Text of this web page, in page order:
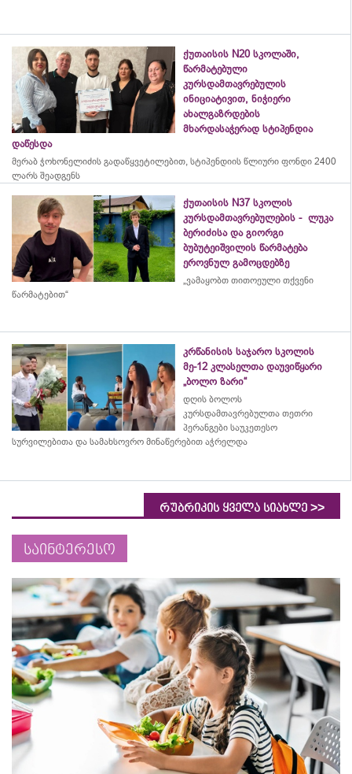
ქუთაისის N20 სკოლაში,
წარმატებული
კურსდამთავრებულის
ინიციატივით, ნიჭიერი
ახალგაზრდების
მხარდასაჭერად სტიპენდია
დაწესდა
მერაბ ჭოხონელიძის გადაწყვეტილებით, სტიპენდიის წლიური ფონდი 2400
ლარს შეადგენს
ქუთაისის N37 სკოლის
კურსდამთავრებულების - ლუკა
ბერიძისა და გიორგი
ბუბუტეიშვილის წარმატება
ეროვნულ გამოცდებზე
„ვამაყობთ თითოეული თქვენი
წარმატებით“
კრწანისის საჯარო სკოლის
მე-12 კლასელთა დაუვიწყარი
„ბოლო ზარი“
დღის ბოლოს
კურსდამთავრებულთა თეთრი
პერანგები საუკეთესო
სურვილებითა და სამახსოვრო მინაწერებით აჭრელდა
რუბრიკის ყველა სიახლე >>
საინტერესო